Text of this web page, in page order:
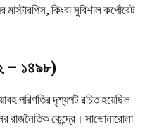
কিংবা সুবিশাল কর্পোরেট
– ১৪৯৮)
পরিণতির দৃশ্যপট রচিত হয়েছিল
রাজনৈতিক কেন্দ্রে। সাভোনারোলা